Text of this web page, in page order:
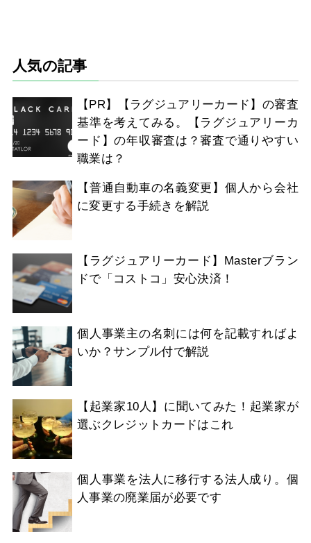
人気の記事
【PR】【ラグジュアリーカード】の審査
基準を考えてみる。【ラグジュアリーカ
ード】の年収審査は？審査で通りやすい
職業は？
【普通自動車の名義変更】個人から会社
に変更する手続きを解説
【ラグジュアリーカード】Masterブラン
ドで「コストコ」安心決済！
個人事業主の名刺には何を記載すればよ
いか？サンプル付で解説
【起業家10人】に聞いてみた！起業家が
選ぶクレジットカードはこれ
個人事業を法人に移行する法人成り。個
人事業の廃業届が必要です